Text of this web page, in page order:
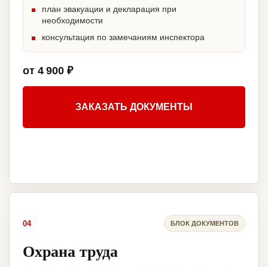
план эвакуации и декларация при
необходимости
консультация по замечаниям инспектора
от 4 900 ₽
ЗАКАЗАТЬ ДОКУМЕНТЫ
04 БЛОК ДОКУМЕНТОВ
Охрана труда